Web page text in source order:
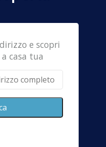
e scopri
casa tua